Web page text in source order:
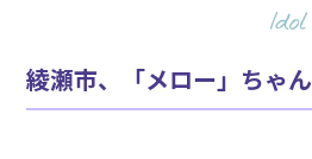
綾瀬市、「メロー」ちゃん